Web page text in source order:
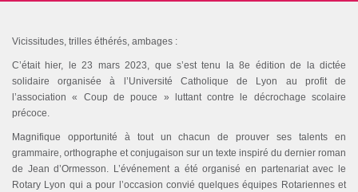
Vicissitudes, trilles éthérés, ambages :
C’était hier, le 23 mars 2023, que s’est tenu la 8e édition de la dictée
solidaire organisée à l’Université Catholique de Lyon au profit de
l’association « Coup de pouce » luttant contre le décrochage scolaire
précoce.
Magnifique opportunité à tout un chacun de prouver ses talents en
grammaire, orthographe et conjugaison sur un texte inspiré du dernier roman
de Jean d’Ormesson. L’événement a été organisé en partenariat avec le
Rotary Lyon qui a pour l’occasion convié quelques équipes Rotariennes et